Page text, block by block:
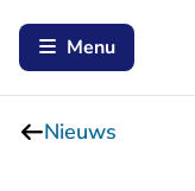
Menu
Nieuws